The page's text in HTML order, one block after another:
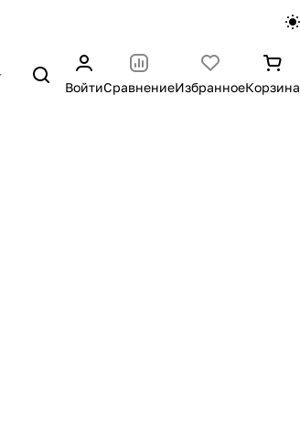
ВойтиСравнениеИзбранноеКорзина